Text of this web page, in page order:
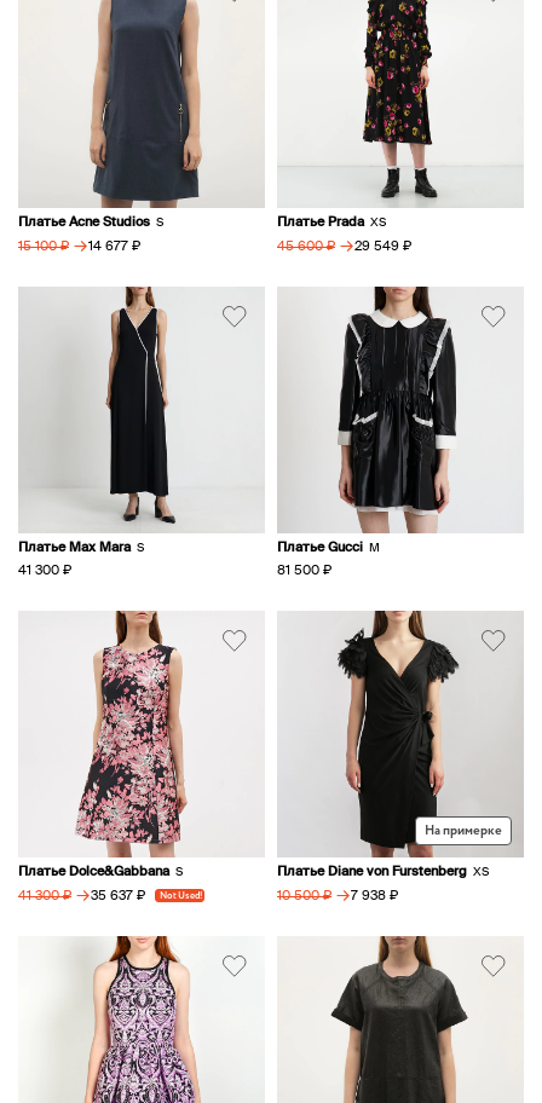
Платье Acne Studios S
15 100 ₽ → 14 677 ₽
Платье Prada XS
45 600 ₽ → 29 549 ₽
Платье Max Mara S
41 300 ₽
Платье Gucci M
81 500 ₽
Платье Dolce&Gabbana S
41 300 ₽ → 35 637 ₽ Not Used!
На примерке
Платье Diane von Furstenberg XS
10 500 ₽ → 7 938 ₽